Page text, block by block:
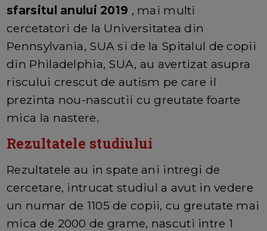
sfarsitul anului 2019 , mai multi
cercetatori de la Universitatea din
Pennsylvania, SUA si de la Spitalul de copii
din Philadelphia, SUA, au avertizat asupra
riscului crescut de autism pe care il
prezinta nou-nascutii cu greutate foarte
mica la nastere.
Rezultatele studiului
Rezultatele au in spate ani intregi de
cercetare, intrucat studiul a avut in vedere
un numar de 1105 de copii, cu greutate mai
mica de 2000 de grame, nascuti intre 1